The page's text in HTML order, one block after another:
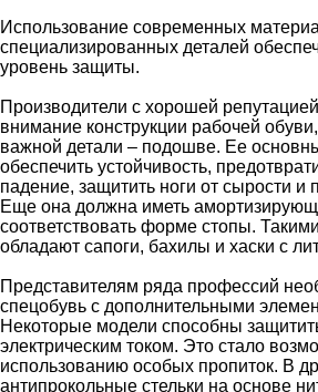
Использование современных
специализированных деталей
уровень защиты.
Производители с хорошей
внимание конструкции рабочей
важной детали – подошве. Ее
обеспечить устойчивость,
падение, защитить ноги от сырости и
Еще она должна иметь
соответствовать форме стопы.
обладают сапоги, бахилы и хаски с
Представителям ряда профессий
спецобувь с дополнительными
Некоторые модели способны
электрическим током. Это стало
использованию особых пропиток. В
антипрокольные стельки на основе